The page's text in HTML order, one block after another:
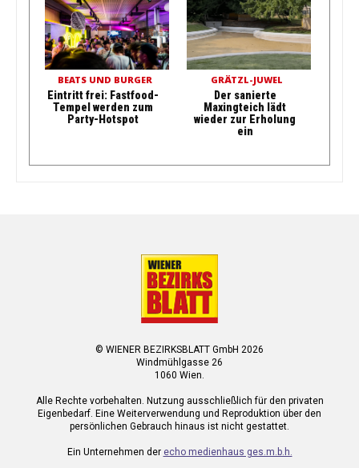
BEATS UND BURGER
Eintritt frei: Fastfood-
Tempel werden zum
Party-Hotspot
GRÄTZL-JUWEL
Der sanierte
Maxingteich lädt
wieder zur Erholung
ein
© WIENER BEZIRKSBLATT GmbH 2026
Windmühlgasse 26
1060 Wien.
Alle Rechte vorbehalten. Nutzung ausschließlich für den privaten
Eigenbedarf. Eine Weiterverwendung und Reproduktion über den
persönlichen Gebrauch hinaus ist nicht gestattet.
Ein Unternehmen der echo medienhaus ges.m.b.h.